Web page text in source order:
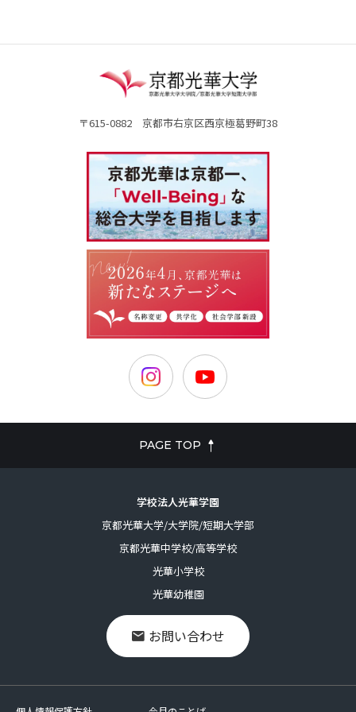
〒615-0882 京都市右京区西京極葛野町38
PAGE TOP
学校法人光華学園
京都光華大学/大学院/短期大学部
京都光華中学校/高等学校
光華小学校
光華幼稚園
お問い合わせ